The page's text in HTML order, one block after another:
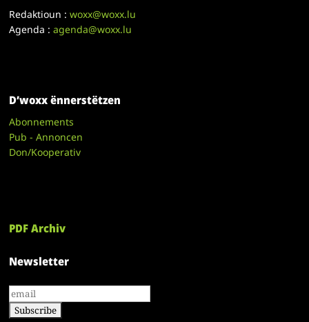
Redaktioun :woxx@woxx.lu
Agenda :agenda@woxx.lu
D’woxx ënnerstëtzen
Abonnements
Pub - Annoncen
Don/Kooperativ
PDF Archiv
Newsletter